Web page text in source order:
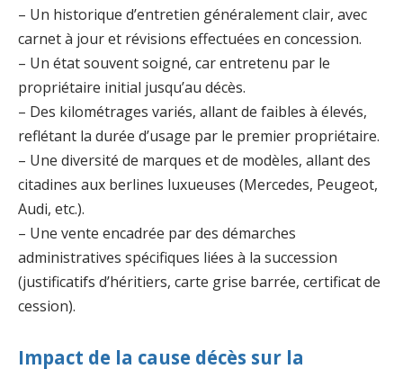
– Un historique d’entretien généralement clair, avec
carnet à jour et révisions effectuées en concession.
– Un état souvent soigné, car entretenu par le
propriétaire initial jusqu’au décès.
– Des kilométrages variés, allant de faibles à élevés,
reflétant la durée d’usage par le premier propriétaire.
– Une diversité de marques et de modèles, allant des
citadines aux berlines luxueuses (Mercedes, Peugeot,
Audi, etc.).
– Une vente encadrée par des démarches
administratives spécifiques liées à la succession
(justificatifs d’héritiers, carte grise barrée, certificat de
cession).
Impact de la cause décès sur la